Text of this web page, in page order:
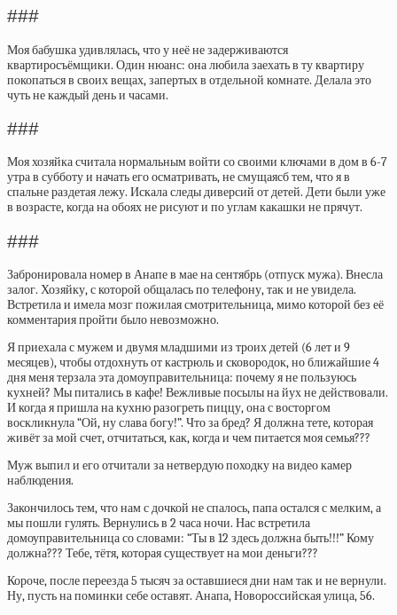
###
Моя бабушка удивлялась, что у неё не задерживаются
квартиросъёмщики. Один нюанс: она любила заехать в ту квартиру
покопаться в своих вещах, запертых в отдельной комнате. Делала это
чуть не каждый день и часами.
###
Моя хозяйка считала нормальным войти со своими ключами в дом в 6-7
утра в субботу и начать его осматривать, не смущаясб тем, что я в
спальне раздетая лежу. Искала следы диверсий от детей. Дети были уже
в возрасте, когда на обоях не рисуют и по углам какашки не прячут.
###
Забронировала номер в Анапе в мае на сентябрь (отпуск мужа). Внесла
залог. Хозяйку, с которой общалась по телефону, так и не увидела.
Встретила и имела мозг пожилая смотрительница, мимо которой без её
комментария пройти было невозможно.
Я приехала с мужем и двумя младшими из троих детей (6 лет и 9
месяцев), чтобы отдохнуть от кастрюль и сковородок, но ближайшие 4
дня меня терзала эта домоуправительница: почему я не пользуюсь
кухней? Мы питались в кафе! Вежливые посылы на йух не действовали.
И когда я пришла на кухню разогреть пиццу, она с восторгом
воскликнула “Ой, ну слава богу!”. Что за бред? Я должна тете, которая
живёт за мой счет, отчитаться, как, когда и чем питается моя семья???
Муж выпил и его отчитали за нетвердую походку на видео камер
наблюдения.
Закончилось тем, что нам с дочкой не спалось, папа остался с мелким, а
мы пошли гулять. Вернулись в 2 часа ночи. Нас встретила
домоуправительница со словами: “Ты в 12 здесь должна быть!!!” Кому
должна??? Тебе, тётя, которая существует на мои деньги???
Короче, после переезда 5 тысяч за оставшиеся дни нам так и не вернули.
Ну, пусть на поминки себе оставят. Анапа, Новороссийская улица, 56.